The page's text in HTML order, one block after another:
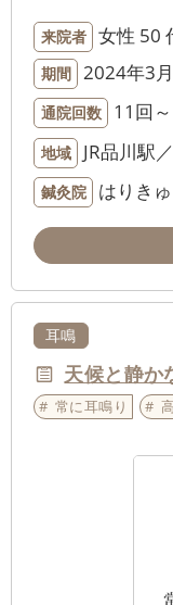
来院者 女性 50
期間 2024年3
通院回数 11回
地域 JR品川駅
鍼灸院 はりき
耳鳴
天候と静か
常に耳鳴り